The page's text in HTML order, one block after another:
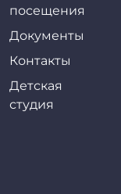
посещения
Документы
Контакты
Детская
студия